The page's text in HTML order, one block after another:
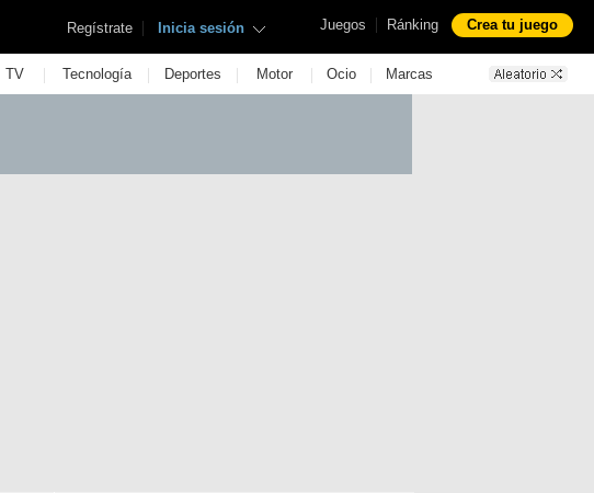
Juegos | Ránking Crea tu juego
Regístrate | Inicia sesión
TV | Tecnología | Deportes | Motor | Ocio | Marcas